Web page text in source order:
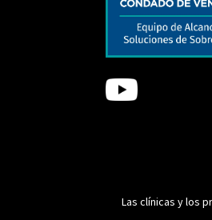
Las clínicas y los